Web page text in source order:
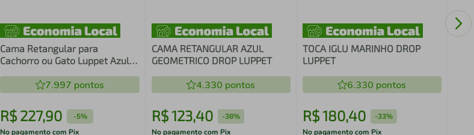
Cama Retangular para
Cachorro ou Gato Luppet Azul
7.997 pontos
R$227,90 -5%
No pagamento com Pix
CAMA RETANGULAR AZUL
GEOMETRICO DROP LUPPET
4.330 pontos
R$123,40 -38%
No pagamento com Pix
TOCA IGLU MARINHO DROP
LUPPET
6.330 pontos
R$180,40 -33%
No pagamento com Pix
Azul